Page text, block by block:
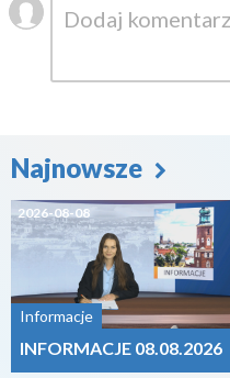
Najnowsze
2026-08-08
Informacje
INFORMACJE 08.08.2026